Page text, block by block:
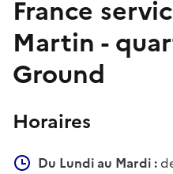
France
Martin -
Ground
Horaires
Du Lundi au Mardi :